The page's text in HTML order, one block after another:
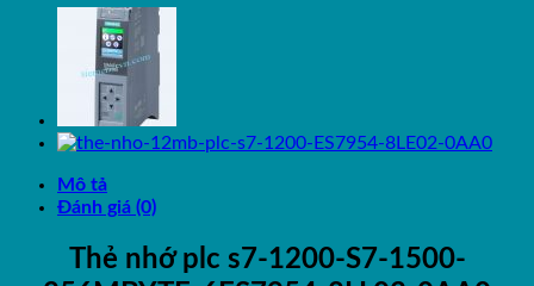
Mô tả
Đánh giá (0)
Thẻ nhớ plc s7-1200-S7-1500-